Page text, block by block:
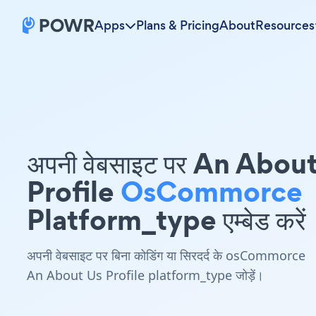
Apps Plans & PricingAboutResources
अपनी वेबसाइट पर An
ProfileOsCommorce
Platform_type एम्बेड करें
अपनी वेबसाइट पर बिना कोडिंग या सिरदर्द के osCommorce
An About Us Profile platform_type जोड़ें।